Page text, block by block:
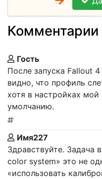
Комментарии
Гость
После запуска Fallout
видно, что профиль
хотя в настройках
умолчанию.
Имя227
Здравствуйте. Задача
color system» это не
«использовать